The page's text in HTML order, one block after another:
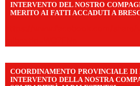
INTERVENTO DEL NOSTRO
MERITO AI FATTI ACCADUTI A
COORDINAMENTO PROVINCIALE DI
INTERVENTO DELLA NOSTRA